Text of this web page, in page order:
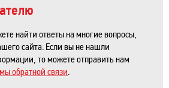
найти ответы на многие вопросы,
сайта. Если вы не нашли
то можете отправить нам
обратной связи